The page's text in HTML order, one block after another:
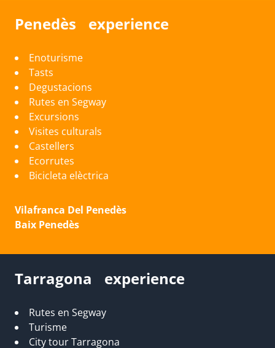
Penedès experience
Enoturisme
Tasts
Degustacions
Rutes en Segway
Excursions
Visites culturals
Castellers
Ecorrutes
Bicicleta elèctrica
Vilafranca Del Penedès
Baix Penedès
Tarragona experience
Rutes en Segway
Turisme
City tour Tarragona